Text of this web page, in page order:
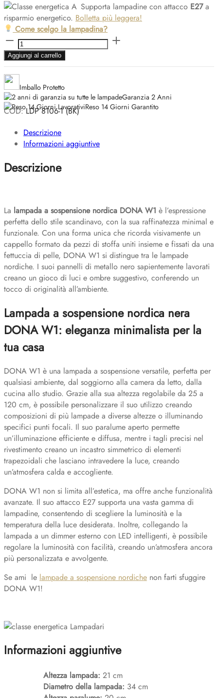
Supporta lampadine con attacco E27a
risparmio energetico. Bolletta più leggera!
Come scelgo la lampadina?
Lampada
a
sospensione
nordica
in
metallo
nero
W1
quantità
Aggiungi al carrello
Imballo Protetto
Garanzia 2 Anni
Reso 14 Giorni Garantito
COD:LDP 8106-1 (BK)
Descrizione
Informazioni aggiuntive
Descrizione
La lampada a sospensione nordica DONA W1 è l’espressione
perfetta dello stile scandinavo, con la sua raffinatezza minimal e
funzionale. Con una forma unica che ricorda visivamente un
cappello formato da pezzi di stoffa uniti insieme e fissati da una
fettuccia di pelle, DONA W1 si distingue tra le lampade
nordiche. I suoi pannelli di metallo nero sapientemente lavorati
creano un gioco di luci e ombre suggestivo, conferendo un
tocco di originalità all’ambiente.
Lampada a sospensione nordica nera
DONA W1: eleganza minimalista per la
tua casa
DONA W1 è una lampada a sospensione versatile, perfetta per
qualsiasi ambiente, dal soggiorno alla camera da letto, dalla
cucina allo studio. Grazie alla sua altezza regolabile da 25 a
120 cm, è possibile personalizzare il suo utilizzo creando
composizioni di più lampade a diverse altezze o illuminando
specifici punti focali. Il suo paralume aperto permette
un’illuminazione efficiente e diffusa, mentre i tagli precisi nel
rivestimento creano un incastro simmetrico di elementi
trapezoidali che lasciano intravedere la luce, creando
un’atmosfera calda e accogliente.
DONA W1 non si limita all’estetica, ma offre anche funzionalità
avanzate. Il suo attacco E27 supporta una vasta gamma di
lampadine, consentendo di scegliere la luminosità e la
temperatura della luce desiderata. Inoltre, collegando la
lampada a un dimmer esterno con LED intelligenti, è possibile
regolare la luminosità con facilità, creando un’atmosfera ancora
più personalizzata e avvolgente.
Se ami le lampade a sospensione nordiche non farti sfuggire
DONA W1!
Informazioni aggiuntive
Altezza lampada: 21 cm
Diametro della lampada: 34 cm